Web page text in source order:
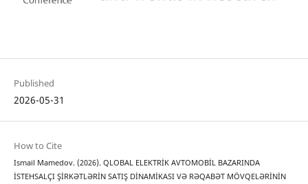
Published
2026-05-31
How to Cite
Ismail Mamedov. (2026). QLOBAL ELEKTRİK AVTOMOBİL BAZARINDA
İSTEHSALÇI ŞİRKƏTLƏRİN SATIŞ DİNAMİKASI VƏ RƏQABƏT MÖVQELƏRİNİN